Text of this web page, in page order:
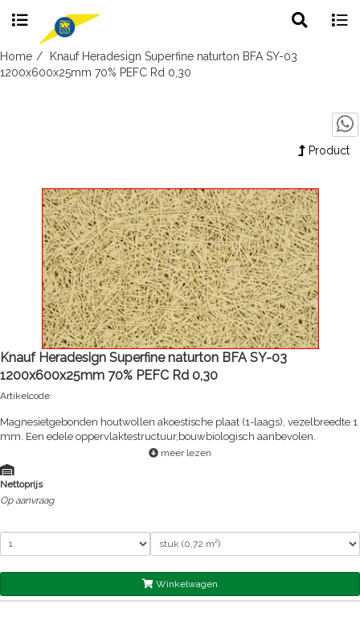
Skip
to
search
Home
Knauf Heradesign Superfine naturton BFA SY-03
1200x600x25mm 70% PEFC Rd 0,30
Product
Knauf Heradesign Superfine naturton BFA SY-03
1200x600x25mm 70% PEFC Rd 0,30
Artikelcode:
Magnesietgebonden houtwollen akoestische plaat (1-laags), vezelbreedte 1
mm. Een edele oppervlaktestructuur,bouwbiologisch aanbevolen.
meer lezen
Nettoprijs
Op aanvraag
Winkelwagen